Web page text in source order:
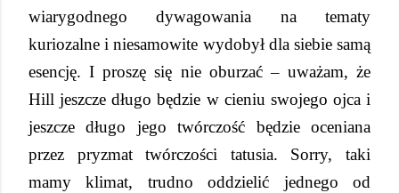
wiarygodnego dywagowania na tematy
kuriozalne i niesamowite wydobył dla siebie samą
esencję. I proszę się nie oburzać – uważam, że
Hill jeszcze długo będzie w cieniu swojego ojca i
jeszcze długo jego twórczość będzie oceniana
przez pryzmat twórczości tatusia. Sorry, taki
mamy klimat, trudno oddzielić jednego od